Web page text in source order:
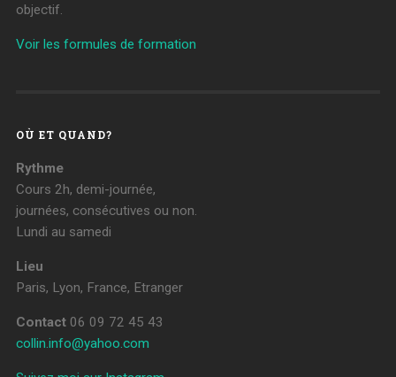
objectif.
Voir les formules de formation
OÙ ET QUAND?
Rythme
Cours 2h, demi-journée,
journées, consécutives ou non.
Lundi au samedi
Lieu
Paris, Lyon, France, Etranger
Contact 06 09 72 45 43
collin.info@yahoo.com